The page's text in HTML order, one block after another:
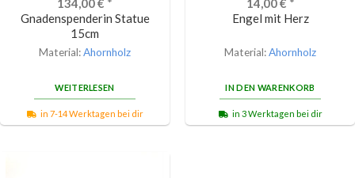
134,00€ *
Gnadenspenderin Statue
15cm
Material:Ahornholz
WEITERLESEN
in 7-14 Werktagen bei dir
14,00€ *
Engel mit Herz
Material:Ahornholz
IN DEN WARENKORB
in 3 Werktagen bei dir